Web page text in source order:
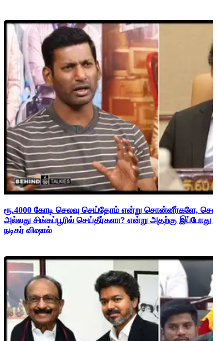
ரூ.4000 கோடி செலவு செய்தோம் என்று சொன்னீர்களே,
அல்லது சிங்கப்பூரில் செய்தீர்களா? என்று அதற்கு
நடிகர் விஷால்